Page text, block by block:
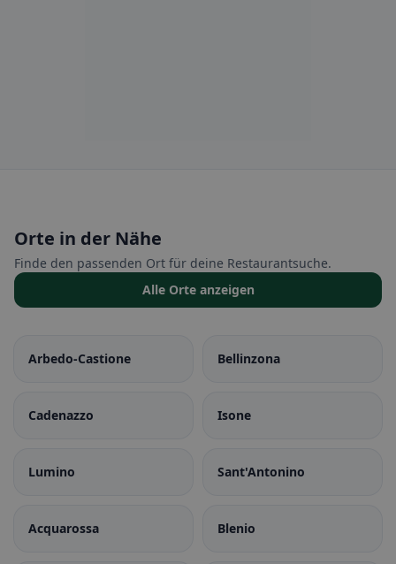
Orte in der Nähe
Finde den passenden Ort für deine Restaurantsuche.
Alle Orte anzeigen
Arbedo-Castione Bellinzona
Cadenazzo Isone
Lumino Sant'Antonino
Acquarossa Blenio